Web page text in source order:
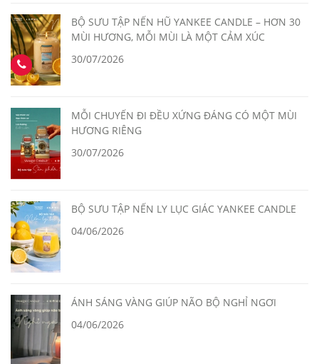
BỘ SƯU TẬP NẾN HŨ YANKEE CANDLE – HƠN 30
MÙI HƯƠNG, MỖI MÙI LÀ MỘT CẢM XÚC
30/07/2026
MỖI CHUYẾN ĐI ĐỀU XỨNG ĐÁNG CÓ MỘT MÙI
HƯƠNG RIÊNG
30/07/2026
BỘ SƯU TẬP NẾN LY LỤC GIÁC YANKEE CANDLE
04/06/2026
ÁNH SÁNG VÀNG GIÚP NÃO BỘ NGHỈ NGƠI
04/06/2026